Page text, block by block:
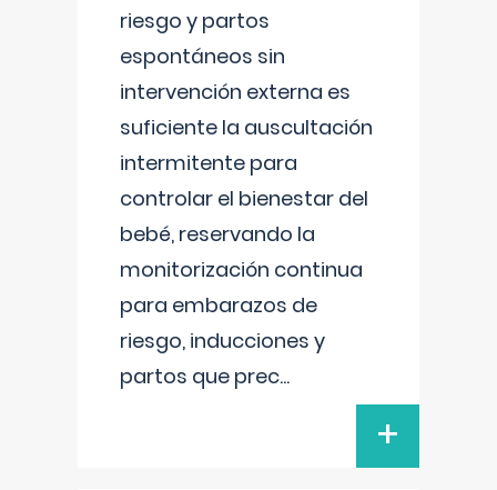
riesgo y partos
espontáneos sin
intervención externa es
suficiente la auscultación
intermitente para
controlar el bienestar del
bebé, reservando la
monitorización continua
para embarazos de
riesgo, inducciones y
partos que prec...
+